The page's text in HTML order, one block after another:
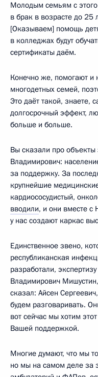
Молодым семьям с
в брак в возрасте до
[Оказываем] помощь
в колледжах будут
сертификаты даём.
Конечно же, помогают и
многодетных семей,
Это даёт такой, знаете,
долгосрочный эффект,
больше и больше.
Вы сказали про
Владимирович:
за поддержку. За
крупнейшие
кардиососудистый,
вводили, и они вместе
у нас создают каркас
Единственное звено,
республиканская
разработали,
Владимирович
сказал: Айсен
будем разговаривать.
вот сейчас мы хотим
Вашей поддержкой.
Многие думают, что мы
но мы на самом деле за